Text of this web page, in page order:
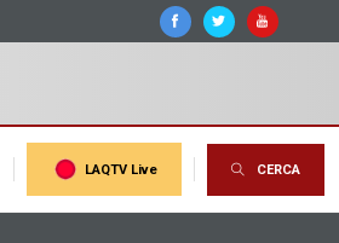
LAQTV Live CERCA